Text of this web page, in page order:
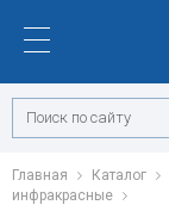
Главная Каталог
инфракрасные